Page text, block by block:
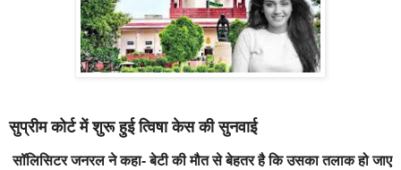
सुप्रीम कोर्ट में शुरू हुई त्विषा केस की सुनवाई
सॉलिसिटर जनरल ने कहा- बेटी की मौत से बेहतर है कि उसका तलाक हो जाए